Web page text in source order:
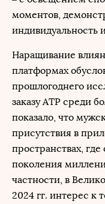
моментов,
индивидуальность
Наращивание
платформах
прошлогоднего
заказу АТР среди
показало, что
присутствия в
пространствах,
поколения
частности, в
2024 гг. интерес к